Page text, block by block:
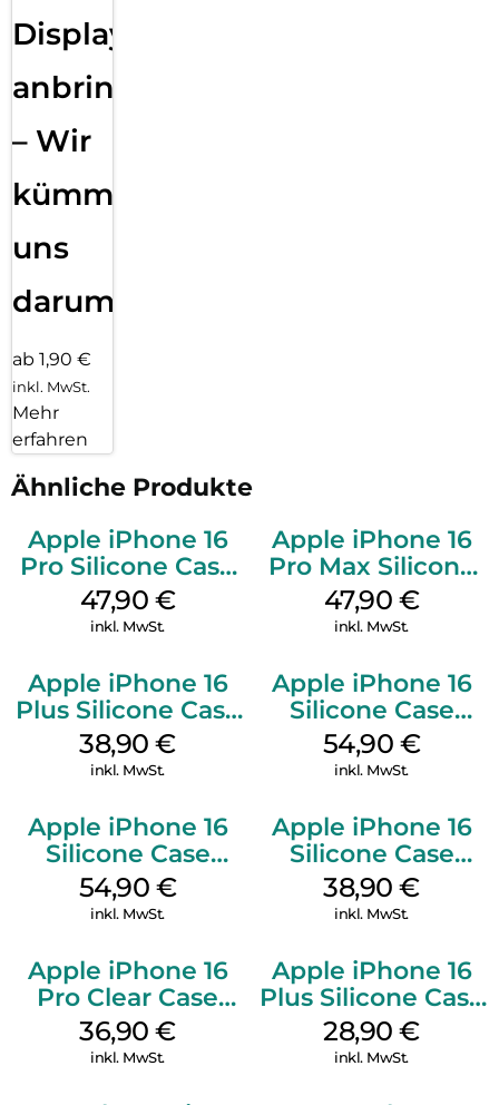
Displayfolie
anbringen
– Wir
kümmern
uns
darum!
ab 1,90 €
inkl. MwSt.
Mehr
erfahren
Ähnliche Produkte
Apple iPhone 16
Pro Silicone Case
MagSafe Denim
47,90 €
inkl. MwSt.
Apple iPhone 16
Pro Max Silicone
Case MagSafe
Black
47,90 €
inkl. MwSt.
Apple iPhone 16
Plus Silicone Case
MagSafe Denim
38,90€
inkl. MwSt.
Apple iPhone 16
Silicone Case
MagSafe Lake
Green
54,90 €
inkl. MwSt.
Apple iPhone 16
Silicone Case
MagSafe Black
54,90 €
inkl. MwSt.
Apple iPhone 16
Silicone Case
MagSafe
Ultramarine
38,90€
inkl. MwSt.
Apple iPhone 16
Pro Clear Case
MagSafe
Transparent
36,90€
inkl. MwSt.
Apple iPhone 16
Plus Silicone Case
MagSafe Black
28,90€
inkl. MwSt.